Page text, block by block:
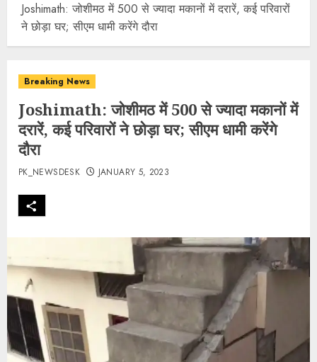
Joshimath: जोशीमठ में 500 से ज्यादा मकानों में दरारें, कई परिवारों
ने छोड़ा घर; सीएम धामी करेंगे दौरा
Breaking News
Joshimath: जोशीमठ में 500 से ज्यादा मकानों में
दरारें, कई परिवारों ने छोड़ा घर; सीएम धामी करेंगे
दौरा
PK_NEWSDESK JANUARY 5, 2023